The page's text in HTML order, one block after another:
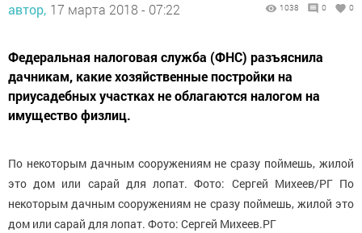
автор, 17 марта 2018 - 07:22 1038 0 0
Федеральная налоговая служба (ФНС) разъяснила
дачникам, какие хозяйственные постройки на
приусадебных участках не облагаются налогом на
имущество физлиц.
По некоторым дачным сооружениям не сразу поймешь, жилой
это дом или сарай для лопат. Фото: Сергей Михеев/РГ По
некоторым дачным сооружениям не сразу поймешь, жилой это
дом или сарай для лопат. Фото: Сергей Михеев.РГ